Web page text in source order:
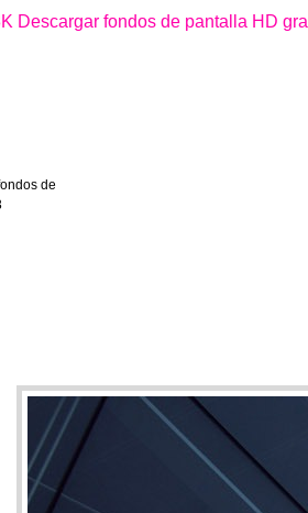
Descargar fondos de pantalla HD
de